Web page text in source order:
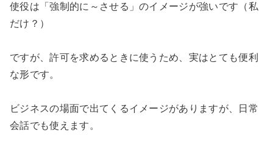
使役は「強制的に～させる」のイメージが強いです（私
だけ？）
ですが、許可を求めるときに使うため、実はとても便利
な形です。
ビジネスの場面で出てくるイメージがありますが、日常
会話でも使えます。